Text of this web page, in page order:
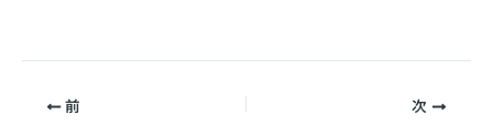
前 次